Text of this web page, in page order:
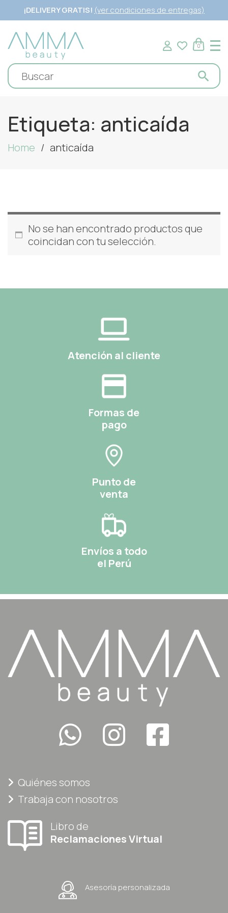
¡DELIVERY GRATIS! (ver condiciones de entregas)
0
Etiqueta: anticaída
Home anticaída
No se han encontrado productos que
coincidan con tu selección.
Atención al cliente
Formas de
pago
Punto de
venta
Envíos a todo
el Perú
Quiénes somos
Trabaja con nosotros
Libro de
Reclamaciones Virtual
Asesoría personalizada